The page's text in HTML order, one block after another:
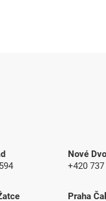
Nové
+420
Praha